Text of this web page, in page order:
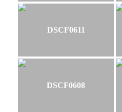
DSCF0611
DSCF0608